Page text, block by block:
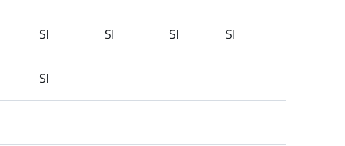
SI SI SI SI
SI